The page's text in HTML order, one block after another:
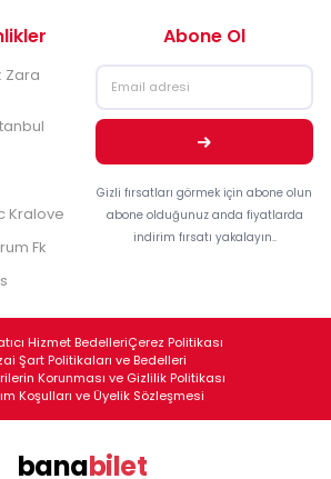
Zara
Kralove
Fk
Abone Ol
Gizli fırsatları görmek için abone olun
abone olduğunuz anda fiyatlarda
indirim fırsatı yakalayın..
Hizmet BedelleriÇerez Politikası
Şart Politikaları ve Bedelleri
Korunması ve Gizlilik Politikası
Koşulları ve Üyelik Sözleşmesi
banabilet